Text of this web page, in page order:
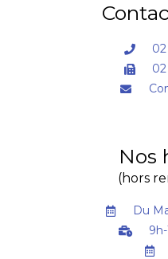
Nos
(hors
Du